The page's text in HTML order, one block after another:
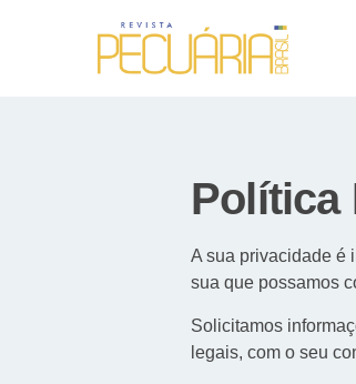
Política
A sua privacidade é
sua que possamos
Solicitamos
legais, com o seu